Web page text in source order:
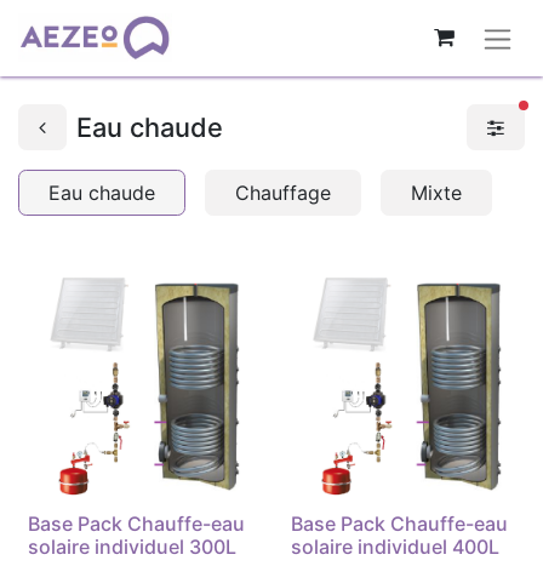
Eau chaude
Eau chaude Chauffage Mixte
Base Pack Chauffe-eau
solaire individuel 300L
Base Pack Chauffe-eau
solaire individuel 400L